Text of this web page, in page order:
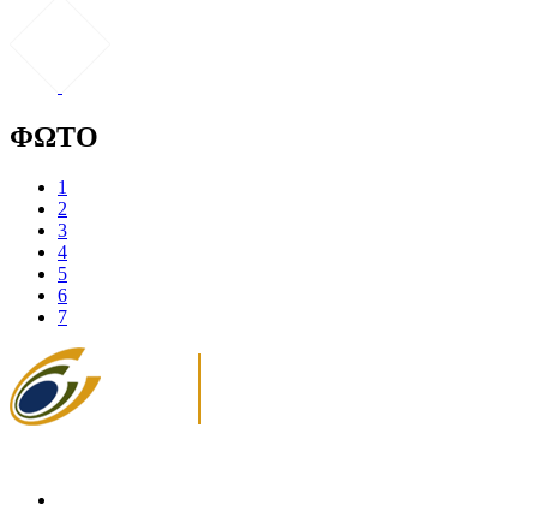
ΦΩΤΟ
1
2
3
4
5
6
7